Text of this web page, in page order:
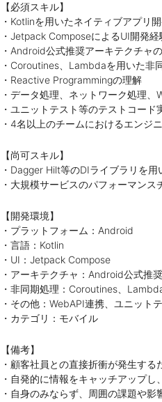
【必須スキル】
・Kotlinを用いたネイティブアプリ
・Jetpack ComposeによるUI開発経
・Android公式推奨アーキテクチャ
・Coroutines、Lambdaを用いた非
・Reactive Programmingの理解
・データ処理、ネットワーク処理
・ユニットテスト等のテストコード
・4名以上のチームにおけるエンジ
【尚可スキル】
・Dagger Hilt等のDIライブラリを用
・大規模サービスのパフォーマンス
【開発環境】
・プラットフォーム：Android
・言語：Kotlin
・UI：Jetpack Compose
・アーキテクチャ：Android公式推
・非同期処理：Coroutines、
・その他：WebAPI連携、ユニット
・カテゴリ：モバイル
【備考】
・顧客社員との直接折衝が発生す
・自発的に情報をキャッチアップ
・自身のみならず、周囲の課題や